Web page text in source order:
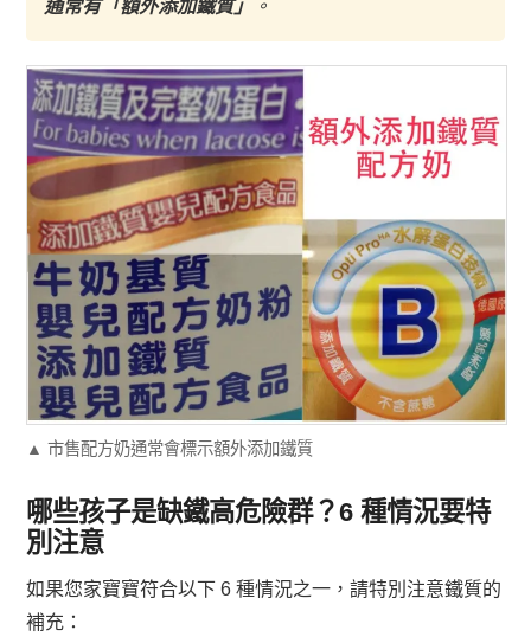
通常有「額外添加鐵質」 。
▲ 市售配方奶通常會標示額外添加鐵質
哪些孩子是缺鐵高危險群？6 種情況要特
別注意
如果您家寶寶符合以下 6 種情況之一，請特別注意鐵質的
補充：